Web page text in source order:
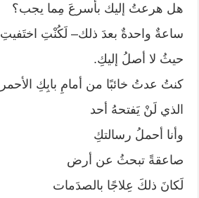
هل هرعتُ إليك بأسرعَ مِما يجب؟
ساعةٌ واحدةٌ بعدَ ذلك– لَكُنْتِ اختَفيتِ
حيثُ لا أصلُ إليكِ.
كنتُ عدتُ خائبًا من أمامِ بابِكِ الأحمر
الذي لَنْ يَفتحهُ أحد
وأنا أحملُ رسالتكِ
صاعقةً تبحثُ عن أرض
لَكانَ ذلكَ عِلاجًا بالصدَمات